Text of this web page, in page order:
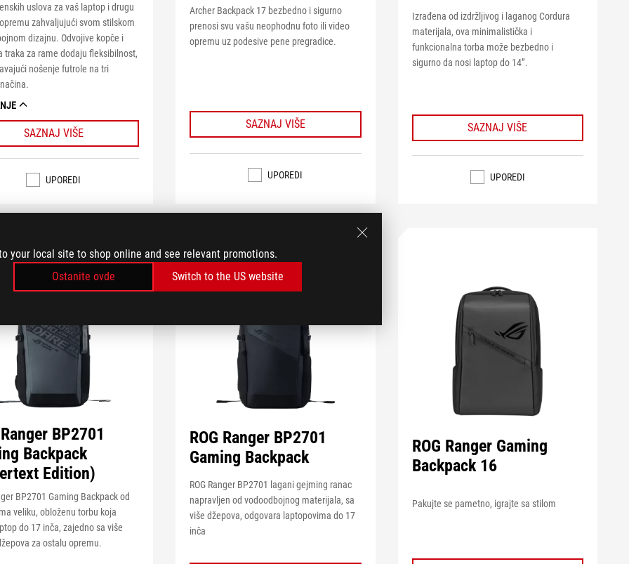
your local site to shop online and see relevant promotions.
Ostanite ovde
Switch to the US website
uslova za vaš laptop i drugu
zahvaljujući svom stilskom
dizajnu. Odvojive kopče i
traka za rame dodaju fleksibilnost,
nošenje futrole na tri
SAZNAJ VIŠE
UPOREDI
Archer Backpack 17 bezbedno i sigurno
prenosi svu vašu neophodnu foto ili video
opremu uz podesive pene pregradice.
SAZNAJ VIŠE
UPOREDI
Izrađena od izdržljivog i laganog Cordura
materijala, ova minimalistička i
funkcionalna torba može bezbedno i
sigurno da nosi laptop do 14”.
SAZNAJ VIŠE
UPOREDI
BP2701
Backpack
Edition)
BP2701 Gaming Backpack od
veliku, obloženu torbu koja
do 17 inča, zajedno sa više
za ostalu opremu.
ROG Ranger BP2701
Gaming Backpack
ROG Ranger BP2701 lagani gejming ranac
napravljen od vodoodbojnog materijala, sa
više džepova, odgovara laptopovima do 17
inča
ROG Ranger Gaming
Backpack 16
Pakujte se pametno, igrajte sa stilom